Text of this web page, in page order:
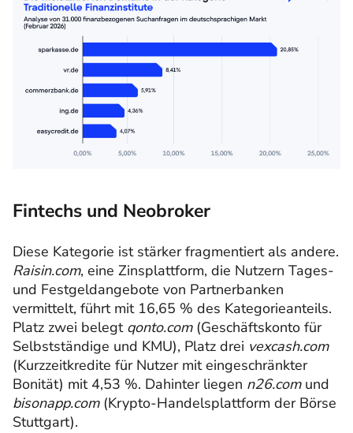
Fintechs und Neobroker
Diese Kategorie ist stärker fragmentiert als andere.
Raisin.com, eine Zinsplattform, die Nutzern Tages-
und Festgeldangebote von Partnerbanken
vermittelt, führt mit 16,65 % des Kategorieanteils.
Platz zwei belegt qonto.com(Geschäftskonto für
Selbstständige und KMU), Platz drei vexcash.com
(Kurzzeitkredite für Nutzer mit eingeschränkter
Bonität) mit 4,53 %. Dahinter liegen n26.comund
bisonapp.com(Krypto-Handelsplattform der Börse
Stuttgart).